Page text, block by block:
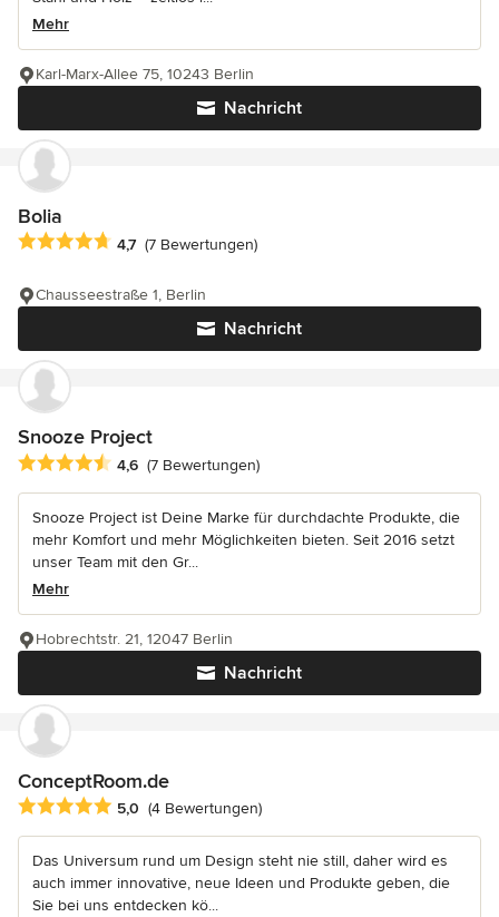
Mehr
Nachricht
Karl-Marx-Allee 75, 10243 Berlin
Bolia
Durchschnittliche Bewertung: 4.7 von 5 Sternen
4,7 (7 Bewertungen)
Nachricht
Chausseestraße 1, Berlin
Snooze Project
Durchschnittliche Bewertung: 4.6 von 5 Sternen
4,6 (7 Bewertungen)
Snooze Project ist Deine Marke für durchdachte Produkte, die
mehr Komfort und mehr Möglichkeiten bieten. Seit 2016 setzt
unser Team mit den Gr...
Mehr
Nachricht
Hobrechtstr. 21, 12047 Berlin
ConceptRoom.de
Durchschnittliche Bewertung: 5 von 5 Sternen
5,0 (4 Bewertungen)
Das Universum rund um Design steht nie still, daher wird es
auch immer innovative, neue Ideen und Produkte geben, die
Sie bei uns entdecken kö...